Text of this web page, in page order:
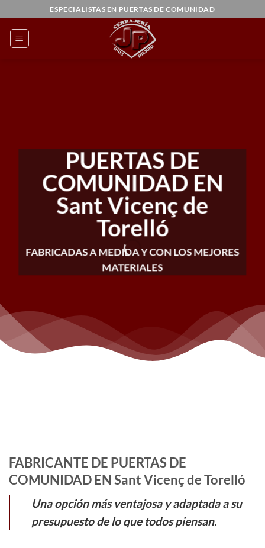
al
contenido
ESPECIALISTAS EN PUERTAS DE COMUNIDAD
PUERTAS DE
COMUNIDAD EN
Sant Vicenç de
Torelló
FABRICADAS A MEDIDA Y CON LOS MEJORES
MATERIALES
FABRICANTE DE PUERTAS DE
COMUNIDAD EN Sant Vicenç de Torelló
Una opción más ventajosa y adaptada a su
presupuesto de lo que todos piensan.